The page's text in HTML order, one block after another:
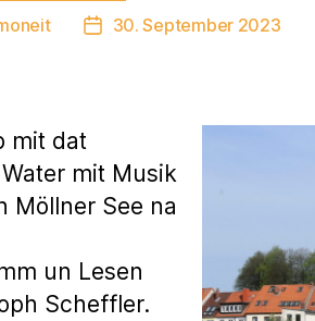
Veröffentlichungsdatum
30. September 2023
mit dat
mit Musik
Möllner See na
un Lesen
Scheffler.